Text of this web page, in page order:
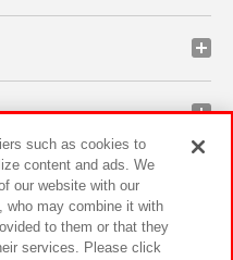
such as cookies to
content and ads. We
our website with our
who may combine it with
to them or that they
services. Please click